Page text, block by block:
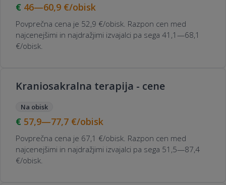
46—60,9 €/obisk
Povprečna cena je 52,9 €/obisk. Razpon cen med
najcenejšimi in najdražjimi izvajalci pa sega 41,1—68,1
€/obisk.
Kraniosakralna terapija - cene
Na obisk
57,9—77,7 €/obisk
Povprečna cena je 67,1 €/obisk. Razpon cen med
najcenejšimi in najdražjimi izvajalci pa sega 51,5—87,4
€/obisk.